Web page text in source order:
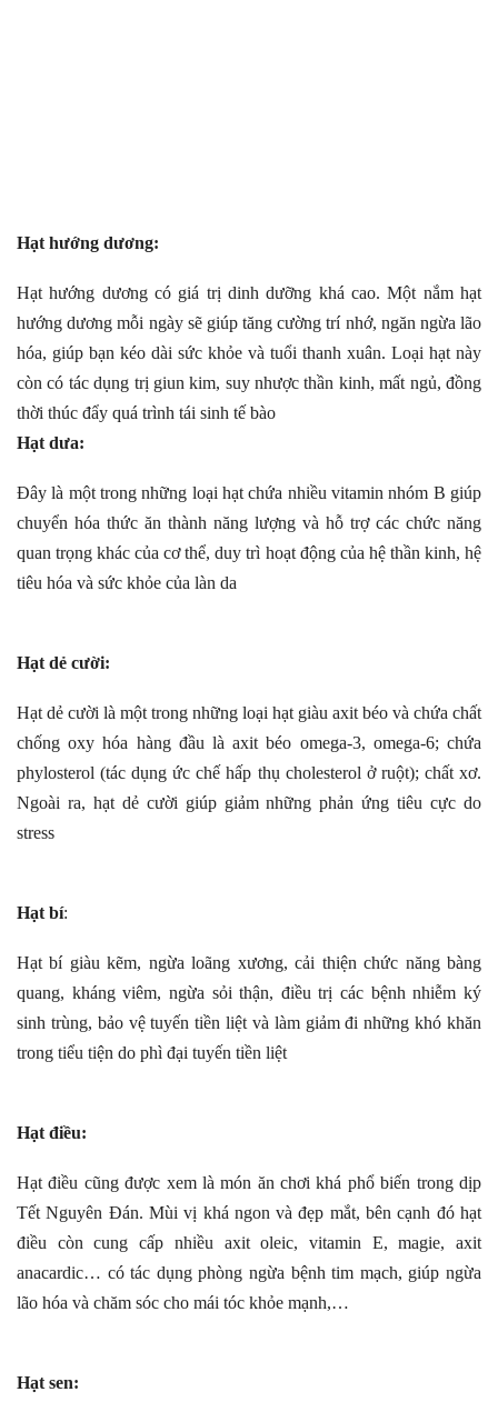
Hạt hướng dương:
Hạt hướng dương có giá trị dinh dưỡng khá cao. Một nắm hạt
hướng dương mỗi ngày sẽ giúp tăng cường trí nhớ, ngăn ngừa lão
hóa, giúp bạn kéo dài sức khỏe và tuổi thanh xuân. Loại hạt này
còn có tác dụng trị giun kim, suy nhược thần kinh, mất ngủ, đồng
thời thúc đẩy quá trình tái sinh tế bào
Hạt dưa:
Đây là một trong những loại hạt chứa nhiều vitamin nhóm B giúp
chuyển hóa thức ăn thành năng lượng và hỗ trợ các chức năng
quan trọng khác của cơ thể, duy trì hoạt động của hệ thần kinh, hệ
tiêu hóa và sức khỏe của làn da
Hạt dẻ cười:
Hạt dẻ cười là một trong những loại hạt giàu axit béo và chứa chất
chống oxy hóa hàng đầu là axit béo omega-3, omega-6; chứa
phylosterol (tác dụng ức chế hấp thụ cholesterol ở ruột); chất xơ.
Ngoài ra, hạt dẻ cười giúp giảm những phản ứng tiêu cực do
stress
Hạt bí:
Hạt bí giàu kẽm, ngừa loãng xương, cải thiện chức năng bàng
quang, kháng viêm, ngừa sỏi thận, điều trị các bệnh nhiễm ký
sinh trùng, bảo vệ tuyến tiền liệt và làm giảm đi những khó khăn
trong tiểu tiện do phì đại tuyến tiền liệt
Hạt điều:
Hạt điều cũng được xem là món ăn chơi khá phổ biến trong dịp
Tết Nguyên Đán. Mùi vị khá ngon và đẹp mắt, bên cạnh đó hạt
điều còn cung cấp nhiều axit oleic, vitamin E, magie, axit
anacardic… có tác dụng phòng ngừa bệnh tim mạch, giúp ngừa
lão hóa và chăm sóc cho mái tóc khỏe mạnh,…
Hạt sen: